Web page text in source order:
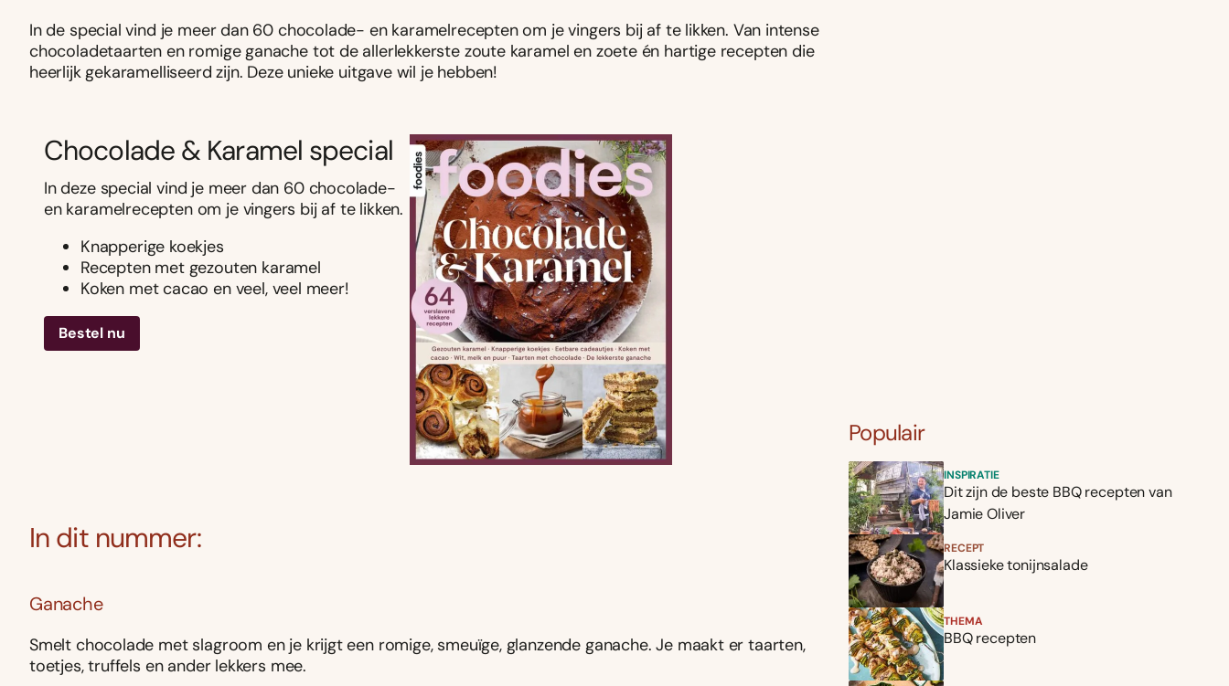
In de special vind je meer dan 60 chocolade- en karamelrecepten om je vingers bij af te likken. Van intense
chocoladetaarten en romige ganache tot de allerlekkerste zoute karamel en zoete én hartige recepten die
heerlijk gekaramelliseerd zijn. Deze unieke uitgave wil je hebben!
Chocolade & Karamel special
In deze special vind je meer dan 60 chocolade-
en karamelrecepten om je vingers bij af te likken.
Knapperige koekjes
Recepten met gezouten karamel
Koken met cacao en veel, veel meer!
Bestel nu
In dit nummer:
Ganache
Smelt chocolade met slagroom en je krijgt een romige, smeuïge, glanzende ganache. Je maakt er taarten,
toetjes, truffels en ander lekkers mee.
Populair
INSPIRATIE
Dit zijn de beste BBQ recepten van
Jamie Oliver
RECEPT
Klassieke tonijnsalade
THEMA
BBQ recepten